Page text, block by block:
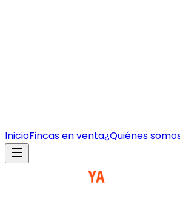
InicioFincas en venta¿Quiénes